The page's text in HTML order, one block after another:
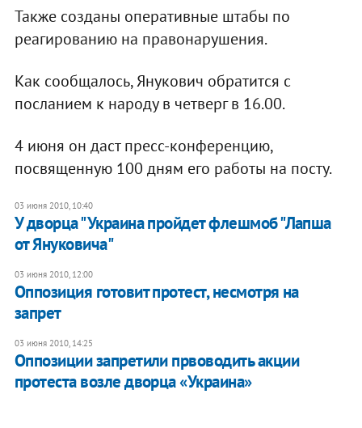
Также созданы оперативные штабы по
реагированию на правонарушения.
Как сообщалось, Янукович обратится с
посланием к народу в четверг в 16.00.
4 июня он даст пресс-конференцию,
посвященную 100 дням его работы на посту.
03 июня 2010, 10:40
У дворца "Украина пройдет флешмоб "Лапша
от Януковича"
03 июня 2010, 12:00
Оппозиция готовит протест, несмотря на
запрет
03 июня 2010, 14:25
Оппозиции запретили првоводить акции
протеста возле дворца «Украина»